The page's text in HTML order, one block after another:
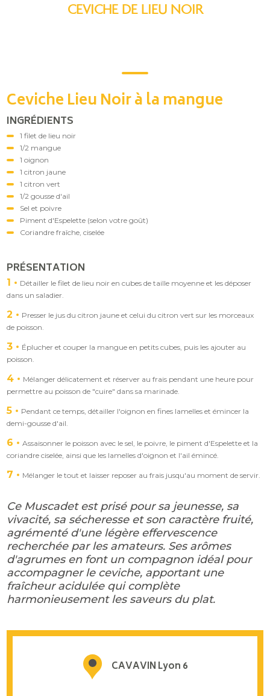
CEVICHE DE LIEU NOIR
Ceviche Lieu Noir à la mangue
INGRÉDIENTS
1 filet de lieu noir
1/2 mangue
1 oignon
1 citron jaune
1 citron vert
1/2 gousse d'ail
Sel et poivre
Piment d'Espelette (selon votre goût)
Coriandre fraîche, ciselée
PRÉSENTATION
1
Détailler le filet de lieu noir en cubes de taille moyenne et les déposer
dans un saladier.
2
Presser le jus du citron jaune et celui du citron vert sur les morceaux
de poisson.
3
Éplucher et couper la mangue en petits cubes, puis les ajouter au
poisson.
4
Mélanger délicatement et réserver au frais pendant une heure pour
permettre au poisson de "cuire" dans sa marinade.
5
Pendant ce temps, détailler l'oignon en fines lamelles et émincer la
demi-gousse d'ail.
6
Assaisonner le poisson avec le sel, le poivre, le piment d'Espelette et la
coriandre ciselée, ainsi que les lamelles d'oignon et l'ail émincé.
7 Mélanger le tout et laisser reposer au frais jusqu'au moment de servir.
Ce Muscadet est prisé pour sa jeunesse, sa
vivacité, sa sécheresse et son caractère fruité,
agrémenté d'une légère effervescence
recherchée par les amateurs. Ses arômes
d'agrumes en font un compagnon idéal pour
accompagner le ceviche, apportant une
fraîcheur acidulée qui complète
harmonieusement les saveurs du plat.
CAVAVIN Lyon 6